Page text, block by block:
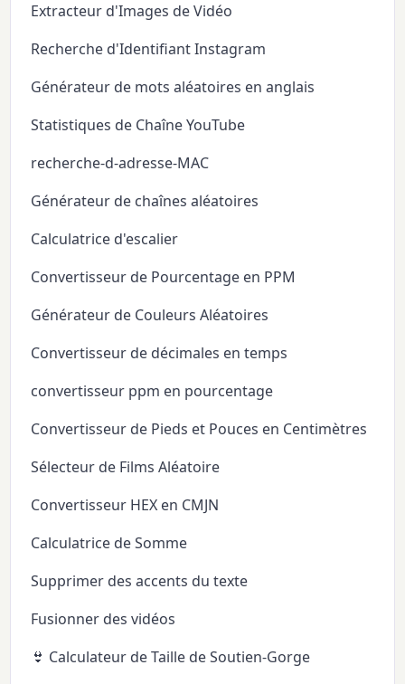
Extracteur d'Images de Vidéo
Recherche d'Identifiant Instagram
Générateur de mots aléatoires en anglais
Statistiques de Chaîne YouTube
recherche-d-adresse-MAC
Générateur de chaînes aléatoires
Calculatrice d'escalier
Convertisseur de Pourcentage en PPM
Générateur de Couleurs Aléatoires
Convertisseur de décimales en temps
convertisseur ppm en pourcentage
Convertisseur de Pieds et Pouces en Centimètres
Sélecteur de Films Aléatoire
Convertisseur HEX en CMJN
Calculatrice de Somme
Supprimer des accents du texte
Fusionner des vidéos
👙 Calculateur de Taille de Soutien-Gorge